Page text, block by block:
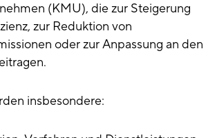
(KMU), die zur Steigerung
zur Reduktion von
oder zur Anpassung an den
insbesondere: